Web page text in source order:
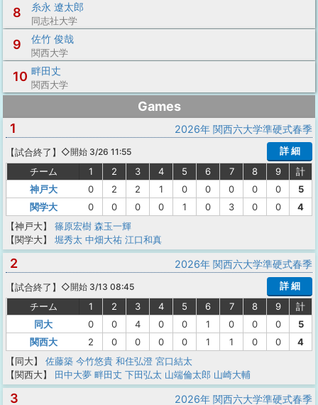
8 糸永 遼太郎
同志社大学
9 佐竹 俊哉
関西大学
10 畔田丈
関西大学
Games
1
2026年 関西六大学準硬式春季
【試合終了 】 ◇開始 3/26 11:55
詳 細
チーム
1 2 3 4 5 6 7 8 9
計
神戸大
0 2 2 1 0 0 0 0 0
5
関学大
0 0 0 0 1 0 3 0 0
4
【神戸大】
篠原宏樹 森玉一輝
【関学大】
堀秀太 中畑大祐 江口和真
2 2026年 関西六大学準硬式春季
【試合終了 】 ◇開始 3/13 08:45
詳 細
チーム
1 2 3 4 5 6 7 8 9
計
同大
0 0 4 0 0 1 0 0 0
5
関西大
2 0 0 0 0 1 1 0 0
4
【同大】
佐藤築 今竹悠貴 和住弘澄 宮口結太
【関西大】
田中大夢 畔田丈 下田弘太 山端倫太郎 山崎大輔
3 2026年 関西六大学準硬式春季